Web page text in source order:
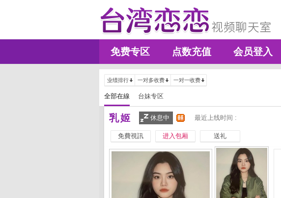
免费专区 点数充值 会员登入
业绩排行 一对多收费 一对一收费
全部在線 台妹专区
乳姬 休息中 最近上线时间 :
免費視訊 进入包厢 送礼